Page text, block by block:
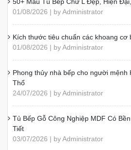
01/08/2026 | by Administrator
Kích thước tiêu chuẩn các khoang cơ
01/08/2026 | by Administrator
Phong thủy nhà bếp cho người mệnh
Thổ
24/07/2026 | by Administrator
Tủ Bếp Gỗ Công Nghiệp MDF Có
Tiết
03/07/2026 | by Administrator